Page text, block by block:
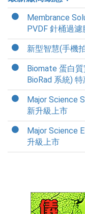
Membrance
PVDF 針桶過
新型智慧(手機
Biomate 蛋白
BioRad 系統) 特
Major Science
新升級上市
Major Science
升級上市